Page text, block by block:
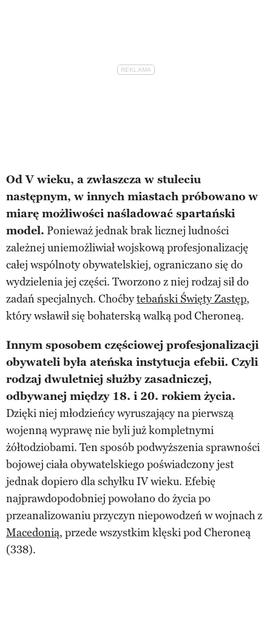
Od V wieku, a zwłaszcza w stuleciu
następnym, w innych miastach próbowano w
miarę możliwości naśladować spartański
model. Ponieważ jednak brak licznej ludności
zależnej uniemożliwiał wojskową profesjonalizację
całej wspólnoty obywatelskiej, ograniczano się do
wydzielenia jej części. Tworzono z niej rodzaj sił do
zadań specjalnych. Choćbytebański Święty Zastęp,
który wsławił się bohaterską walką pod Cheroneą.
Innym sposobem częściowej profesjonalizacji
obywateli była ateńska instytucja efebii. Czyli
rodzaj dwuletniej służby zasadniczej,
odbywanej między 18. i 20. rokiem życia.
Dzięki niej młodzieńcy wyruszający na pierwszą
wojenną wyprawę nie byli już kompletnymi
żółtodziobami. Ten sposób podwyższenia sprawności
bojowej ciała obywatelskiego poświadczony jest
jednak dopiero dla schyłku IV wieku. Efebię
najprawdopodobniej powołano do życia po
przeanalizowaniu przyczyn niepowodzeń w wojnach z
Macedonią, przede wszystkim klęski pod Cheroneą
(338).